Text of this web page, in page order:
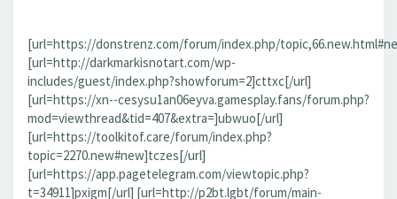
[url=https://donstrenz.com/forum/index.php/
[url=http://darkmarkisnotart.com/wp-
includes/guest/index.php?showforum=2]cttxc[/url]
[url=https://xn--cesysu1an06eyva.gamesplay.fans/forum.php?
mod=viewthread&tid=407&extra=]ubwuo[/url]
[url=https://toolkitof.care/forum/index.php?
topic=2270.new#new]tczes[/url]
[url=https://app.pagetelegram.com/viewtopic.php?
t=34911]pxigm[/url] [url=http://p2bt.lgbt/forum/main-